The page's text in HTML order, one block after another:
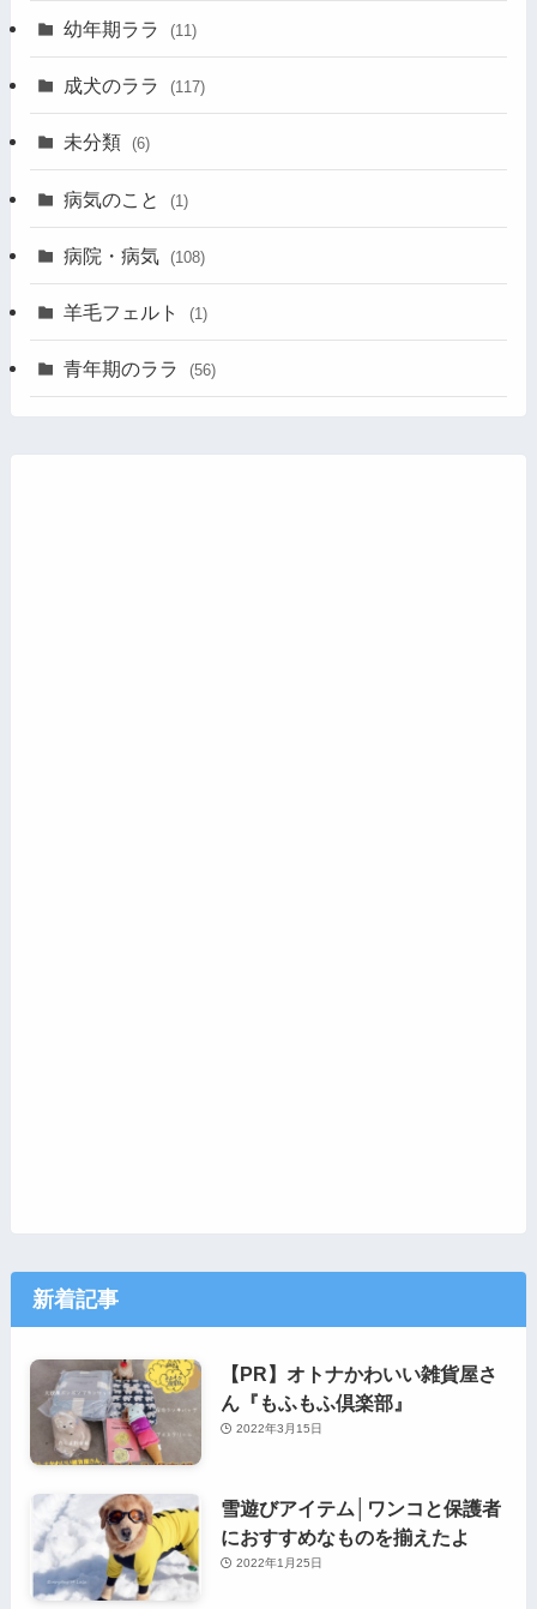
幼年期ララ (11)
成犬のララ (117)
未分類 (6)
病気のこと (1)
病院・病気 (108)
羊毛フェルト (1)
青年期のララ (56)
新着記事
【PR】オトナかわいい雑貨屋さ
ん『もふもふ倶楽部』
2022年3月15日
雪遊びアイテム│ワンコと保護者
におすすめなものを揃えたよ
2022年1月25日